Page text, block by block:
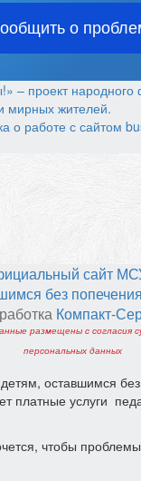
о
о работе с сайтом
сайт
без
Компакт-
размещены с согласия
персональных данных
оставшимся
платные услуги
чтобы